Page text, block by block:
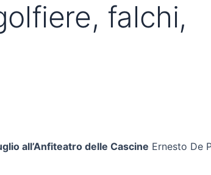
falchi,
all’Anfiteatro delle Cascine Ernesto De